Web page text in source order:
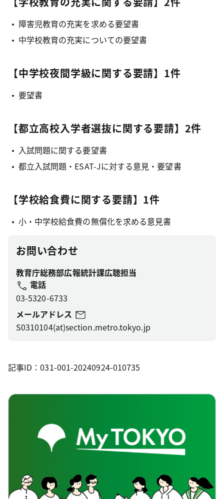
障害児教育の充実を求める要望書
中学校教育の充実についての要望書
【中学校夜間学級に関する要請】1件
要望書
【都立高校入学者選抜に関する要請】2件
入試問題に関する要望書
都立入試問題・ESAT-Jに対する意見・要望書
【学校給食費に関する要請】1件
小・中学校給食費の無償化を求める意見書
お問い合わせ
教育庁総務部広報統計課広聴担当
電話
03-5320-6733
メールアドレス
S0310104(at)section.metro.tokyo.jp
記事ID：031-001-20240924-010735